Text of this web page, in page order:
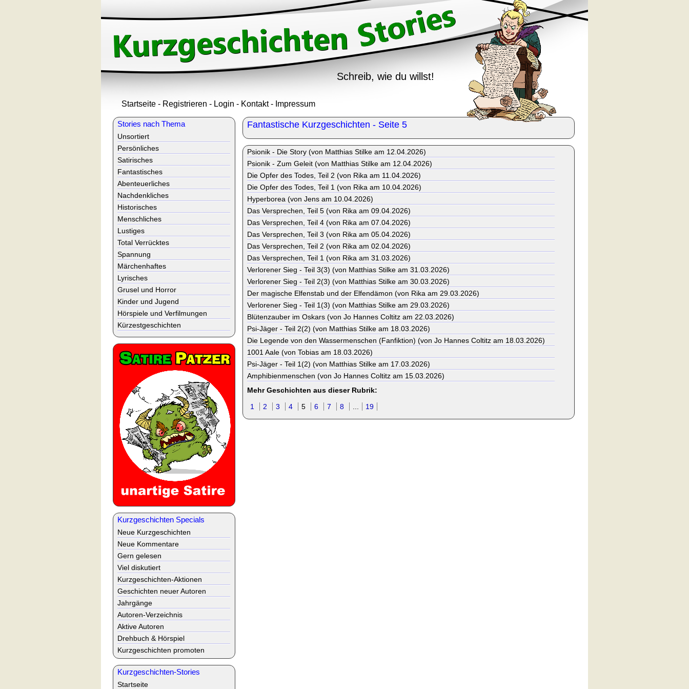
Schreib, wie du willst!
Startseite - Registrieren - Login - Kontakt- Impressum
Fantastische Kurzgeschichten - Seite 5
Psionik - Die Story (von Matthias Stilke am 12.04.2026)
Psionik - Zum Geleit (von Matthias Stilke am 12.04.2026)
Die Opfer des Todes, Teil 2 (von Rika am 11.04.2026)
Die Opfer des Todes, Teil 1 (von Rika am 10.04.2026)
Hyperborea (von Jens am 10.04.2026)
Das Versprechen, Teil 5 (von Rika am 09.04.2026)
Das Versprechen, Teil 4 (von Rika am 07.04.2026)
Das Versprechen, Teil 3 (von Rika am 05.04.2026)
Das Versprechen, Teil 2 (von Rika am 02.04.2026)
Das Versprechen, Teil 1 (von Rika am 31.03.2026)
Verlorener Sieg - Teil 3(3) (von Matthias Stilke am 31.03.2026)
Verlorener Sieg - Teil 2(3) (von Matthias Stilke am 30.03.2026)
Der magische Elfenstab und der Elfendämon (von Rika am 29.03.2026)
Verlorener Sieg - Teil 1(3) (von Matthias Stilke am 29.03.2026)
Blütenzauber im Oskars (von Jo Hannes Coltitz am 22.03.2026)
Psi-Jäger - Teil 2(2) (von Matthias Stilke am 18.03.2026)
Die Legende von den Wassermenschen (Fanfiktion) (von Jo Hannes Coltitz am 18.03.2026)
1001 Aale (von Tobias am 18.03.2026)
Psi-Jäger - Teil 1(2) (von Matthias Stilke am 17.03.2026)
Amphibienmenschen (von Jo Hannes Coltitz am 15.03.2026)
Mehr Geschichten aus dieser Rubrik:
1
2 3 4 5 6 7 8 19
Stories nach Thema
Unsortiert
Persönliches
Satirisches
Fantastisches
Abenteuerliches
Nachdenkliches
Historisches
Menschliches
Lustiges
Total Verrücktes
Spannung
Märchenhaftes
Lyrisches
Grusel und Horror
Kinder und Jugend
Hörspiele und Verfilmungen
Kürzestgeschichten
Kurzgeschichten Specials
Neue Kurzgeschichten
Neue Kommentare
Gern gelesen
Viel diskutiert
Kurzgeschichten-Aktionen
Geschichten neuer Autoren
Jahrgänge
Autoren-Verzeichnis
Aktive Autoren
Drehbuch & Hörspiel
Kurzgeschichten promoten
Kurzgeschichten-Stories
Startseite